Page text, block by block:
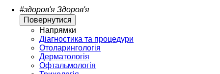
#здоров'я Здоров'я
Повернутися
Напрямки
Діагностика та процедури
Отоларингологія
Дерматологія
Офтальмологія